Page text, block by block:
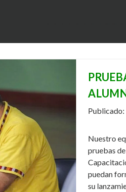
Publicado:
Nuestro
pruebas
puedan
su